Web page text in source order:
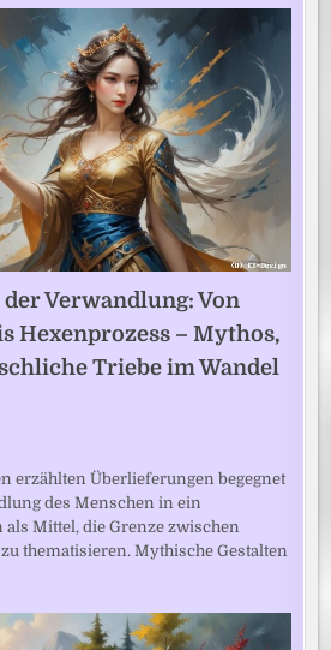
Verwandlung: Von
Hexenprozess – Mythos,
Triebe im Wandel
erzählten Überlieferungen begegnet
des Menschen in ein
Mittel, die Grenze zwischen
thematisieren. Mythische Gestalten